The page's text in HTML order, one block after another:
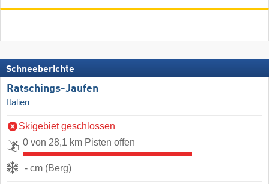
Schneeberichte
Ratschings-Jaufen
Italien
Skigebiet geschlossen
0 von 28,1 km Pisten offen
- cm (Berg)